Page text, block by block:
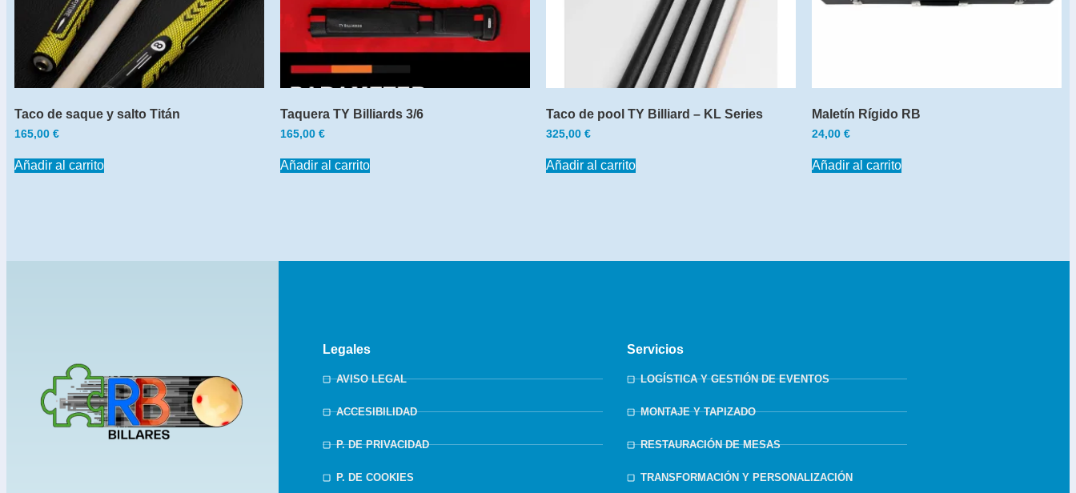
Taco de saque y salto Titán
165,00 €
Añadir al carrito
Taquera TY Billiards 3/6
165,00 €
Añadir al carrito
Taco de pool TY Billiard – KL Series
325,00 €
Añadir al carrito
Maletín Rígido RB
24,00 €
Añadir al carrito
Legales
AVISO LEGAL
ACCESIBILIDAD
P. DE PRIVACIDAD
P. DE COOKIES
Servicios
LOGÍSTICA Y GESTIÓN DE EVENTOS
MONTAJE Y TAPIZADO
RESTAURACIÓN DE MESAS
TRANSFORMACIÓN Y PERSONALIZACIÓN